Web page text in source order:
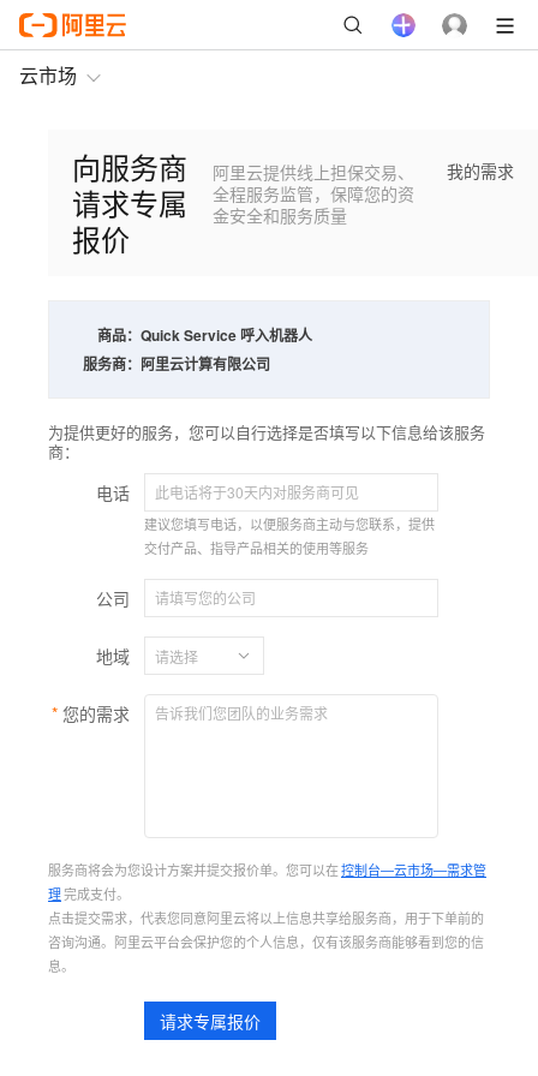
云市场
向服务商
请求专属
报价
阿里云提供线上担保交易、
全程服务监管，保障您的资
金安全和服务质量
我的需求
商品： Quick Service 呼入机器人
服务商： 阿里云计算有限公司
为提供更好的服务，您可以自行选择是否填写以下信息给该服务
商：
电话
建议您填写电话，以便服务商主动与您联系，提供
交付产品、指导产品相关的使用等服务
公司
地域
您的需求
服务商将会为您设计方案并提交报价单。您可以在控制台—云市场—需求管
理完成支付。
点击提交需求，代表您同意阿里云将以上信息共享给服务商，用于下单前的
咨询沟通。阿里云平台会保护您的个人信息，仅有该服务商能够看到您的信
息。
请求专属报价